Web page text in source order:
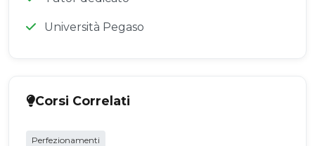
Università Pegaso
Corsi Correlati
Perfezionamenti